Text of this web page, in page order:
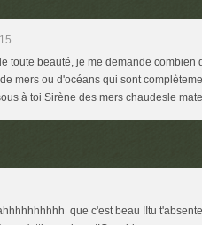
toute beauté, je me demande combien
mers ou d'océans qui sont
à toi Sirène des mers chaudesle
que c'est beau !!tu